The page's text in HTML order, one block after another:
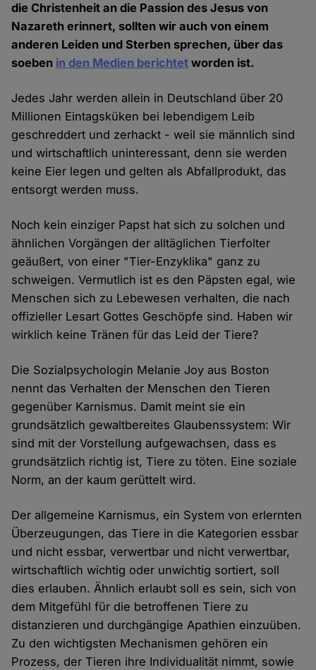
die Christenheit an die Passion des Jesus von
Nazareth erinnert, sollten wir auch von einem
anderen Leiden und Sterben sprechen, über das
soeben in den Medien berichtet worden ist.
Jedes Jahr werden allein in Deutschland über 20
Millionen Eintagsküken bei lebendigem Leib
geschreddert und zerhackt - weil sie männlich sind
und wirtschaftlich uninteressant, denn sie werden
keine Eier legen und gelten als Abfallprodukt, das
entsorgt werden muss.
Noch kein einziger Papst hat sich zu solchen und
ähnlichen Vorgängen der alltäglichen Tierfolter
geäußert, von einer "Tier-Enzyklika" ganz zu
schweigen. Vermutlich ist es den Päpsten egal, wie
Menschen sich zu Lebewesen verhalten, die nach
offizieller Lesart Gottes Geschöpfe sind. Haben wir
wirklich keine Tränen für das Leid der Tiere?
Die Sozialpsychologin Melanie Joy aus Boston
nennt das Verhalten der Menschen den Tieren
gegenüber Karnismus. Damit meint sie ein
grundsätzlich gewaltbereites Glaubenssystem: Wir
sind mit der Vorstellung aufgewachsen, dass es
grundsätzlich richtig ist, Tiere zu töten. Eine soziale
Norm, an der kaum gerüttelt wird.
Der allgemeine Karnismus, ein System von erlernten
Überzeugungen, das Tiere in die Kategorien essbar
und nicht essbar, verwertbar und nicht verwertbar,
wirtschaftlich wichtig oder unwichtig sortiert, soll
dies erlauben. Ähnlich erlaubt soll es sein, sich von
dem Mitgefühl für die betroffenen Tiere zu
distanzieren und durchgängige Apathien einzuüben.
Zu den wichtigsten Mechanismen gehören ein
Prozess, der Tieren ihre Individualität nimmt, sowie